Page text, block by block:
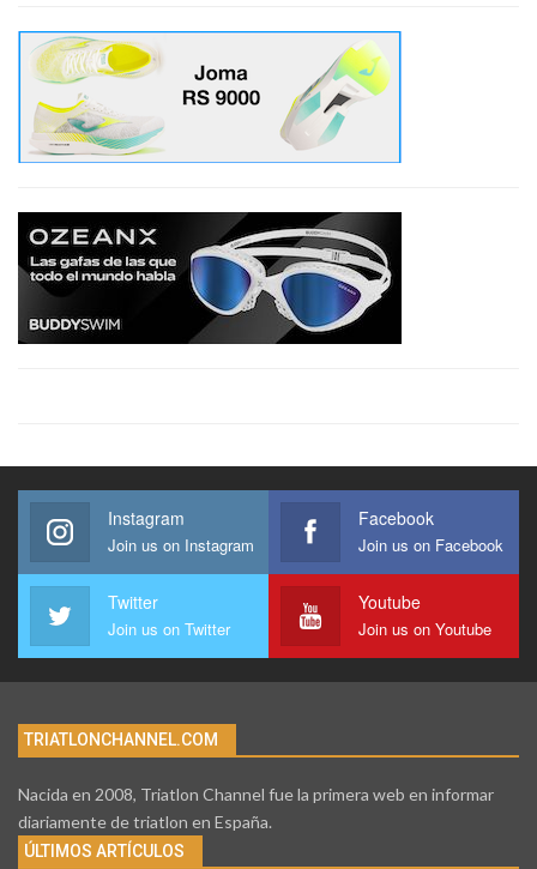
Instagram
Join us on Instagram
Facebook
Join us on Facebook
Twitter
Join us on Twitter
Youtube
Join us on Youtube
TRIATLONCHANNEL.COM
Nacida en 2008, Triatlon Channel fue la primera web en informar
diariamente de triatlon en España.
ÚLTIMOS ARTÍCULOS